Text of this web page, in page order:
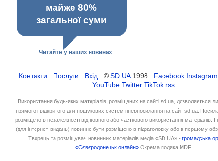
майже 80%
загальної суми
Читайте у наших новинах
Контакти : Послуги : Вхід : ©SD.UA1998 : Facebook Instagram
YouTube Twitter TikTok rss
Використання будь-яких матеріалів, розміщених на сайті sd.ua, дозволяється
прямого і відкритого для пошукових систем гіперпосилання на сайт sd.ua.
розміщено в незалежності від повного або часткового використання матеріалів.
(для інтернет-видань) повинно бути розміщено в підзаголовку або в першому
Творець та розміщувач новинних матеріалів медіа «SD.UA» -громадська
«Сєвєродонецьк онлайн» Окрема подяка MDF.